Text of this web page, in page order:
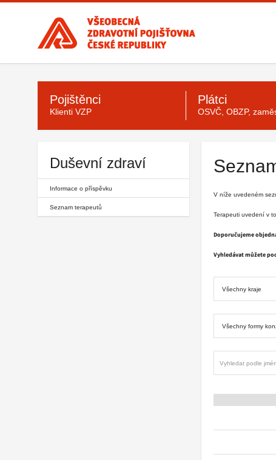
Všeobecná
zdravotní
pojišťovna
ČR,
hlavní
stránka
Pojištěnci
Klienti VZP
Plátci
OSVČ, OBZP,
Duševní zdraví
Informace o příspěvku
Seznam terapeutů
V níže uvedeném
Terapeuti uvedení v
Doporučujeme
Vyhledávat můžete